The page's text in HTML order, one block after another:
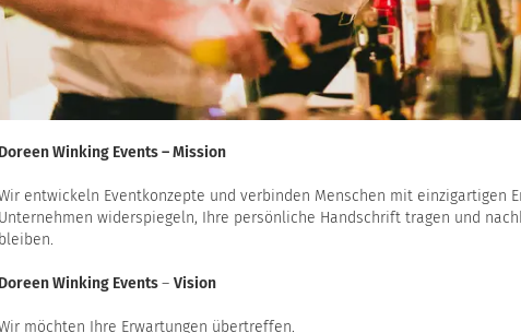
Doreen Winking Events – Mission
entwickeln Eventkonzepte und verbinden Menschen mit einzigartigen
Unternehmen widerspiegeln, Ihre persönliche Handschrift tragen und
bleiben.
Doreen Winking Events– Vision
möchten Ihre Erwartungen übertreffen.